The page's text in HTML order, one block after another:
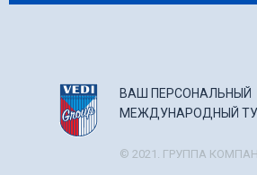
ВАШ ПЕРСОНАЛЬНЫЙ
МЕЖДУНАРОДНЫЙ
© 2021. ГРУППА